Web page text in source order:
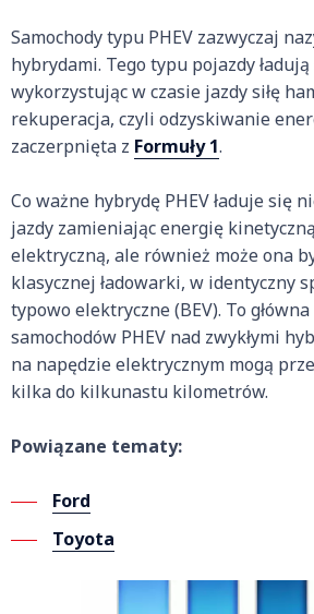
Samochody typu PHEV zazwyczaj
hybrydami. Tego typu pojazdy
wykorzystując w czasie jazdy siłę
rekuperacja, czyli odzyskiwanie
zaczerpnięta z Formuły 1.
Co ważne hybrydę PHEV ładuje się
jazdy zamieniając energię
elektryczną, ale również może ona
klasycznej ładowarki, w identyczny
typowo elektryczne (BEV). To
samochodów PHEV nad zwykłymi
na napędzie elektrycznym mogą
kilka do kilkunastu kilometrów.
Powiązane tematy:
Ford
Toyota